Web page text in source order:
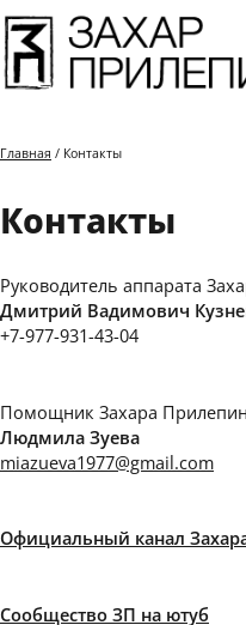
Главная / Контакты
Контакты
Руководитель аппарата
Дмитрий Вадимович
+7-977-931-43-04
Помощник Захара
Людмила Зуева
miazueva1977@gmail.com
Официальный канал
Сообщество ЗП на ютуб